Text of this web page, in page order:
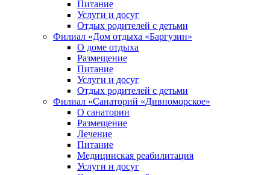
Питание
Услуги и досуг
Отдых родителей с детьми
Филиал «Дом отдыха «Баргузин»
О доме отдыха
Размещение
Питание
Услуги и досуг
Отдых родителей с детьми
Филиал «Санаторий «Дивноморское»
О санатории
Размещение
Лечение
Питание
Медицинская реабилитация
Услуги и досуг